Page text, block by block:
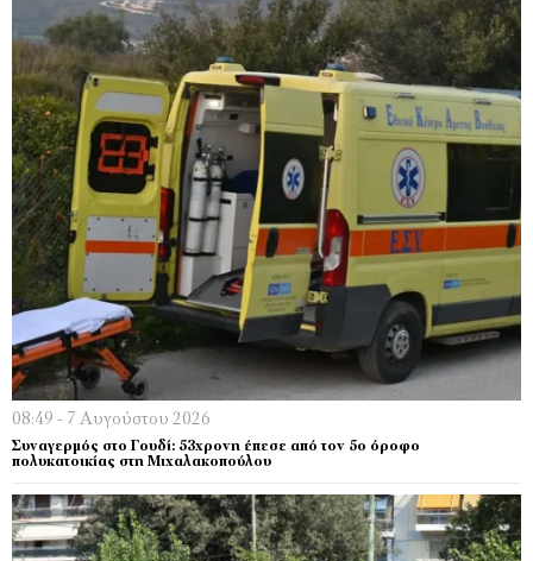
08:49 - 7 Αυγούστου 2026
Συναγερμός στο Γουδί: 53χρονη έπεσε από τον 5ο όροφο
πολυκατοικίας στη Μιχαλακοπούλου